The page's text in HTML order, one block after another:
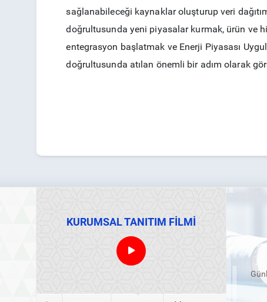
sağlanabileceği kaynaklar oluşturup veri
doğrultusunda yeni piyasalar kurmak, ürün ve
entegrasyon başlatmak ve Enerji Piyasası
doğrultusunda atılan önemli bir adım olarak
KURUMSAL TANITIM FİLMİ